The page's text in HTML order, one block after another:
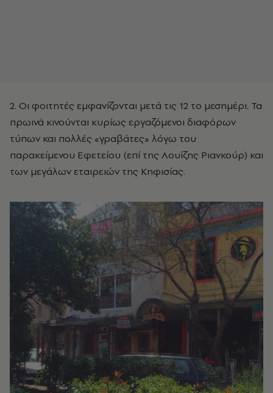
2. Οι φοιτητές εμφανίζονται μετά τις 12 το μεσημέρι. Τα
πρωινά κινούνται κυρίως εργαζόμενοι διαφόρων
τύπων και πολλές «γραβάτες» λόγω του
παρακείμενου Εφετείου (επί της Λουίζης Ριανκούρ) και
των μεγάλων εταιρειών της Κηφισίας.